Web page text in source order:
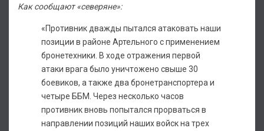
Как сообщают «северяне»:
«Противник дважды пытался атаковать наши
позиции в районе Артельного с применением
бронетехники. В ходе отражения первой
атаки врага было уничтожено свыше 30
боевиков, а также два бронетранспортера и
четыре ББМ. Через несколько часов
противник вновь попытался прорваться в
направлении позиций наших войск на трех